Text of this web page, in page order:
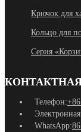
Крючок для
Кольцо для
Серия
Телефон:
WhatsApp: